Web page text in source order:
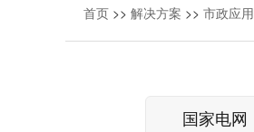
首页 >> 解决方案 >> 市政应用
国家电网